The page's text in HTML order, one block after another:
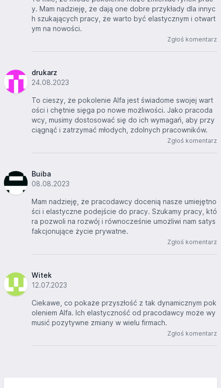
y. Mam nadzieję, że dają one dobre przykłady dla innyc
h szukających pracy, że warto być elastycznym i otwart
ym na nowości.
Zgłoś komentarz
drukarz
24.08.2023
To cieszy, że pokolenie Alfa jest świadome swojej wart
ości i chętnie sięga po nowe możliwości. Jako pracoda
wcy, musimy dostosować się do ich wymagań, aby przy
ciągnąć i zatrzymać młodych, zdolnych pracowników.
Zgłoś komentarz
Buiba
08.08.2023
Mam nadzieję, że pracodawcy docenią nasze umiejętno
ści i elastyczne podejście do pracy. Szukamy pracy, któ
ra pozwoli na rozwój i równocześnie umożliwi nam satys
fakcjonujące życie prywatne.
Zgłoś komentarz
Witek
12.07.2023
Ciekawe, co pokaże przyszłość z tak dynamicznym pok
oleniem Alfa. Ich elastyczność od pracodawcy może wy
musić pozytywne zmiany w wielu firmach.
Zgłoś komentarz